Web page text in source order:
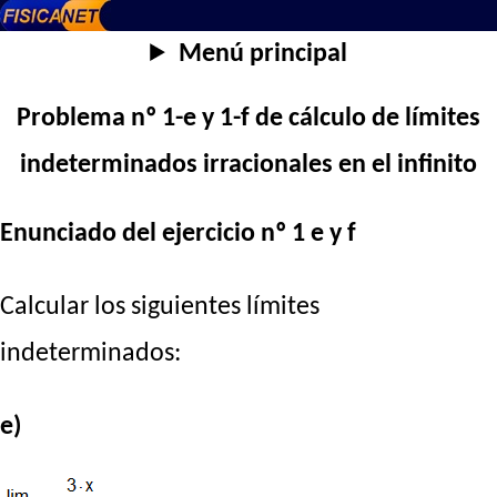
Menú principal
Problema nº 1-e y 1-f de cálculo de límites
indeterminados irracionales en el infinito
Enunciado del ejercicio nº 1 e y f
Calcular los siguientes límites
indeterminados:
e)